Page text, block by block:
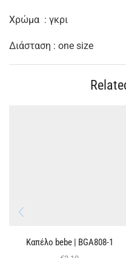
Χρώμα : γκρι
Διάσταση : one size
Καπέλο bebe | ΒGA808-1